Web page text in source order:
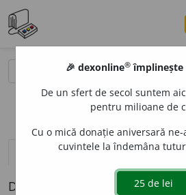
definiții (1)
Definiția cu ID-ul 365324:
🎉 dexonline® împlinește
De un sfert de secol suntem
pentru milioane de
Cu o mică donație aniversară
cuvintele la îndemâna